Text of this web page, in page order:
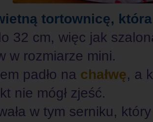
tortownicę,
32 cm, więc jak
w rozmiarze mini.
padło na chałwę, a
nie mógł zjeść.
w tym serniku,